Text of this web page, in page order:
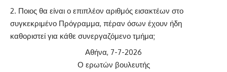
Ποιος θα είναι ο επιπλέον αριθμός εισακτέων στο
συγκεκριμένο Πρόγραμμα, πέραν όσων έχουν ήδη
καθοριστεί για κάθε συνεργαζόμενο τμήμα;
Αθήνα, 7-7-2026
Ο ερωτών βουλευτής